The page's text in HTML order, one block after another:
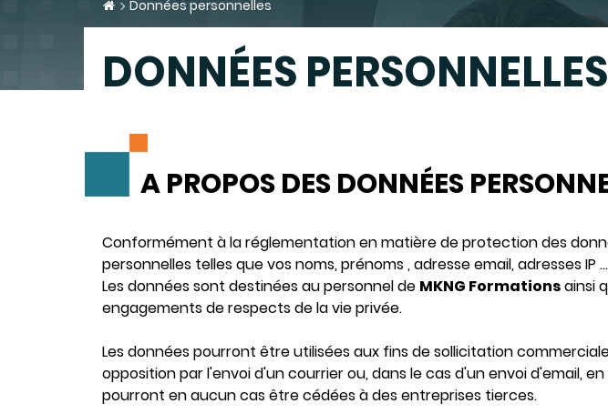
Données personnelles
DONNÉES PERSONNELLES
A PROPOS DES DONNÉES
Conformément à la réglementation en matière de protection des
personnelles telles que vos noms, prénoms , adresse email, adresses IP ...
Les données sont destinées au personnel de MKNG Formationsainsi
engagements de respects de la vie privée.
Les données pourront être utilisées aux fins de sollicitation
opposition par l'envoi d'un courrier ou, dans le cas d'un envoi d'email,
pourront en aucun cas être cédées à des entreprises tierces.